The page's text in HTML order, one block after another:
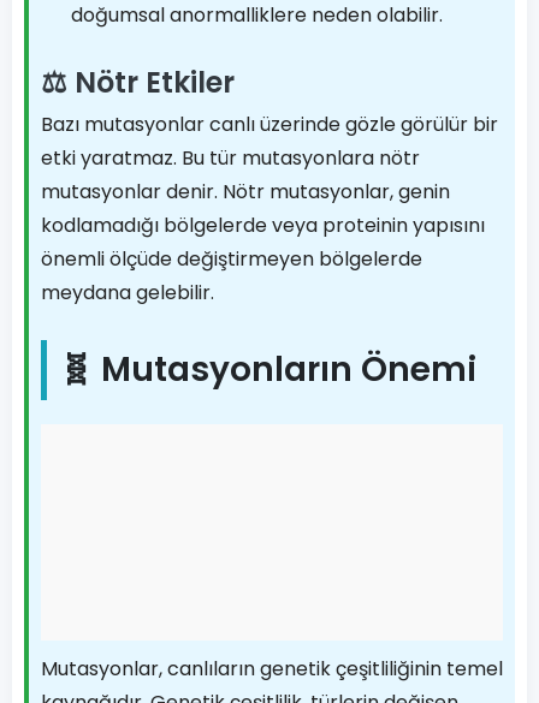
doğumsal anormalliklere neden olabilir.
⚖️ Nötr Etkiler
Bazı mutasyonlar canlı üzerinde gözle görülür bir
etki yaratmaz. Bu tür mutasyonlara nötr
mutasyonlar denir. Nötr mutasyonlar, genin
kodlamadığı bölgelerde veya proteinin yapısını
önemli ölçüde değiştirmeyen bölgelerde
meydana gelebilir.
🧬 Mutasyonların Önemi
Mutasyonlar, canlıların genetik çeşitliliğinin temel